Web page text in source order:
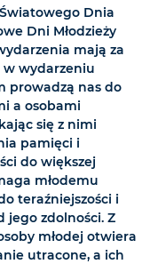
Dnia
Dni Młodzieży
mają za
w wydarzeniu
prowadzą nas do
a osobami
się z nimi
pamięci i
do większej
młodemu
teraźniejszości i
jego zdolności. Z
młodej otwiera
utracone, a ich